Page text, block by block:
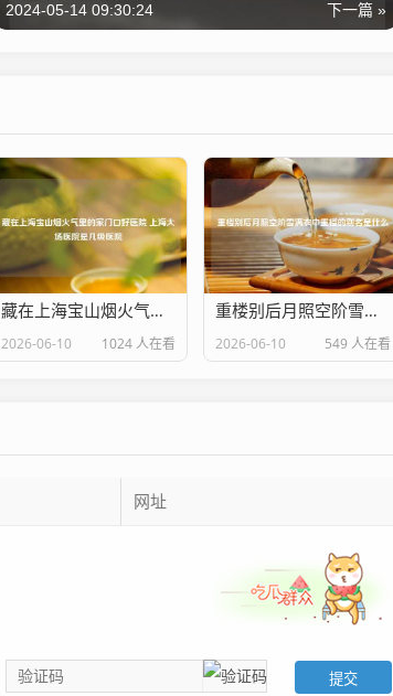
下一篇 »
2024-05-14 09:30:24
藏在上海宝山烟火气里的家门口好医院 上海大场医院是几级医院
2026-06-10 1024 人在看
重楼别后月照空阶雪满衣中重楼的别名是什么
2026-06-10 549 人在看